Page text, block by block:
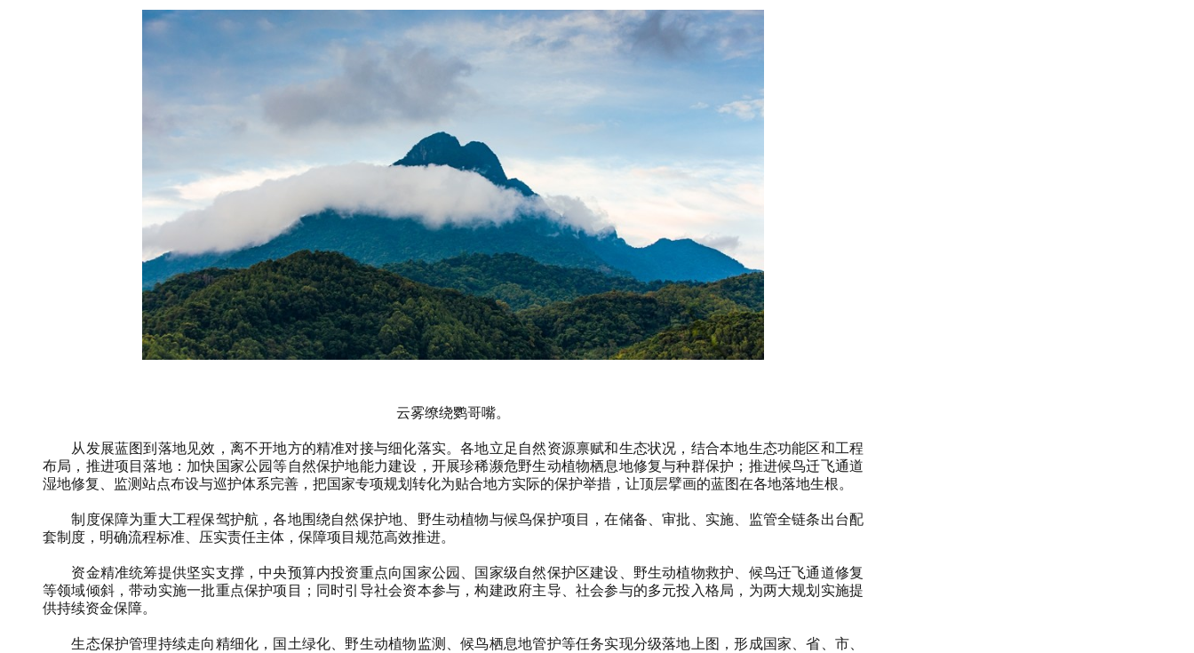
云雾缭绕鹦哥嘴。
从发展蓝图到落地见效，离不开地方的精准对接与细化落实。各地立足自然资源禀赋和生态状况，结合本地生态功能区和工程
布局，推进项目落地：加快国家公园等自然保护地能力建设，开展珍稀濒危野生动植物栖息地修复与种群保护；推进候鸟迁飞通道
湿地修复、监测站点布设与巡护体系完善，把国家专项规划转化为贴合地方实际的保护举措，让顶层擘画的蓝图在各地落地生根。
制度保障为重大工程保驾护航，各地围绕自然保护地、野生动植物与候鸟保护项目，在储备、审批、实施、监管全链条出台配
套制度，明确流程标准、压实责任主体，保障项目规范高效推进。
资金精准统筹提供坚实支撑，中央预算内投资重点向国家公园、国家级自然保护区建设、野生动植物救护、候鸟迁飞通道修复
等领域倾斜，带动实施一批重点保护项目；同时引导社会资本参与，构建政府主导、社会参与的多元投入格局，为两大规划实施提
供持续资金保障。
生态保护管理持续走向精细化，国土绿化、野生动植物监测、候鸟栖息地管护等任务实现分级落地上图，形成国家、省、市、